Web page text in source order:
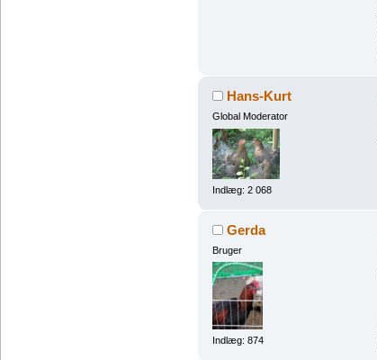
Hans-Kurt
Global Moderator
Indlæg: 2 068
Gerda
Bruger
Indlæg: 874